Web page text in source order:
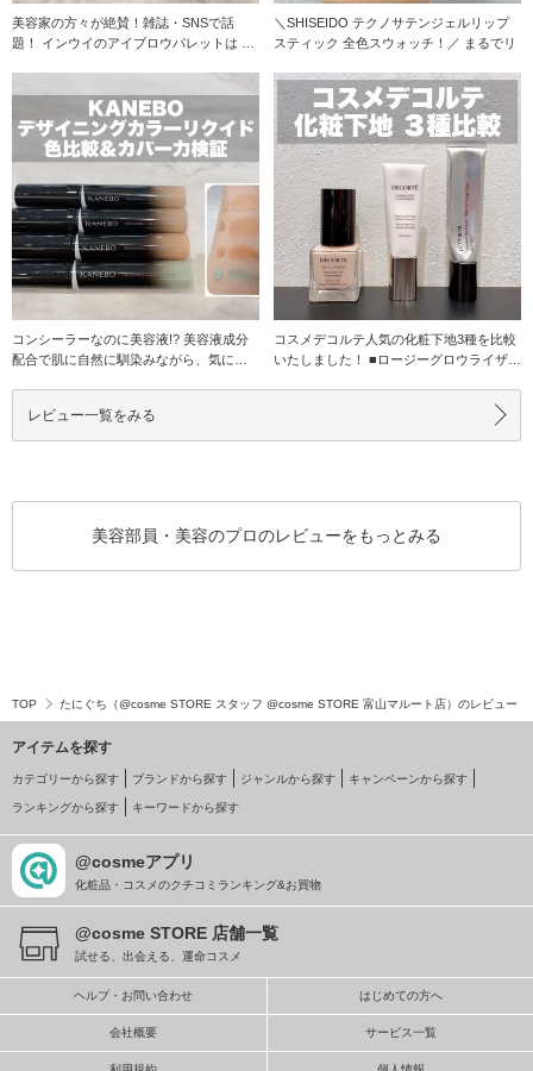
美容家の方々が絶賛！雑誌・SNSで話
題！ インウイのアイブロウパレットは 一
＼SHISEIDO テクノサテンジェルリップ
スティック 全色スウォッチ！／ まるでリ
コンシーラーなのに美容液!? 美容液成分
配合で肌に自然に馴染みながら、気にな
コスメデコルテ人気の化粧下地3種を比較
いたしました！ ■ロージーグロウライザー
レビュー一覧をみる
美容部員・美容のプロのレビューをもっとみる
TOP たにぐち（@cosme STORE スタッフ @cosme STORE 富山マルート店）のレビュー
アイテムを探す
カテゴリーから探す ブランドから探す ジャンルから探す キャンペーンから探す
ランキングから探す キーワードから探す
@cosmeアプリ
化粧品・コスメのクチコミランキング&お買物
@cosme STORE 店舗一覧
試せる、出会える、運命コスメ
ヘルプ・お問い合わせ はじめての方へ
会社概要 サービス一覧